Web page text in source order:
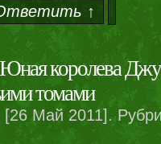
↑
королева
томами
[26 Май 2011].